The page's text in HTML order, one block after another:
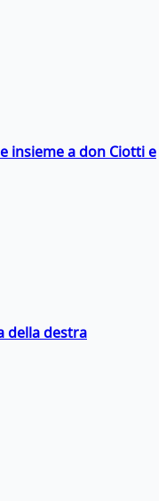
insieme a don Ciotti e
della destra